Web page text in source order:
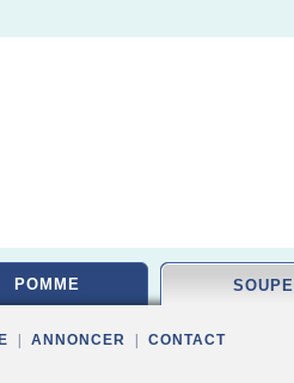
POMME SOUPE
ANNONCER CONTACT